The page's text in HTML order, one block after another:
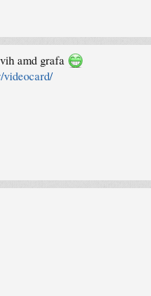
amd grafa
videocard/